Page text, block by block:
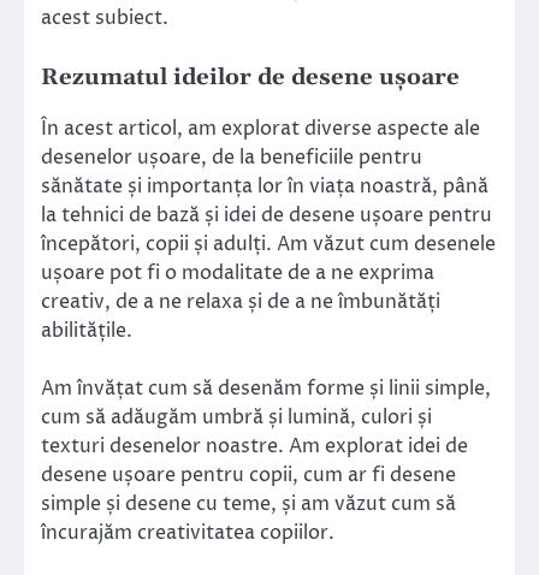
acest subiect.
Rezumatul ideilor de desene ușoare
În acest articol, am explorat diverse aspecte ale
desenelor ușoare, de la beneficiile pentru
sănătate și importanța lor în viața noastră, până
la tehnici de bază și idei de desene ușoare pentru
începători, copii și adulți. Am văzut cum desenele
ușoare pot fi o modalitate de a ne exprima
creativ, de a ne relaxa și de a ne îmbunătăți
abilitățile.
Am învățat cum să desenăm forme și linii simple,
cum să adăugăm umbră și lumină, culori și
texturi desenelor noastre. Am explorat idei de
desene ușoare pentru copii, cum ar fi desene
simple și desene cu teme, și am văzut cum să
încurajăm creativitatea copiilor.